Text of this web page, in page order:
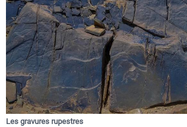
Les gravures rupestres